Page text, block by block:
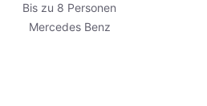
Bis zu 8 Personen
Mercedes Benz